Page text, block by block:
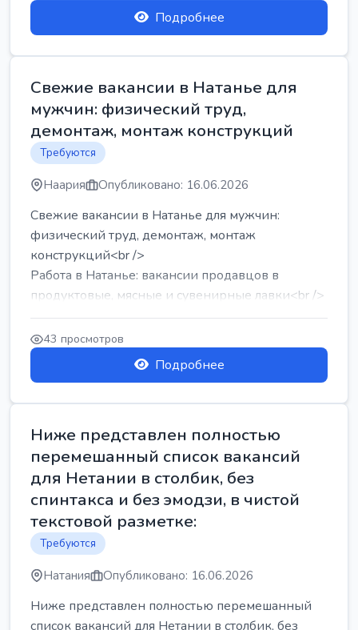
Подробнее
Свежие вакансии в Натанье для
мужчин: физический труд,
демонтаж, монтаж конструкций
Требуются
Наария Опубликовано: 16.06.2026
Свежие вакансии в Натанье для мужчин:
физический труд, демонтаж, монтаж
конструкций<br />
Работа в Натанье: вакансии продавцов в
продуктовые, мясные и сувенирные лавки<br />
Разнорабочий на сборку м...
43 просмотров
Подробнее
Ниже представлен полностью
перемешанный список вакансий
для Нетании в столбик, без
спинтакса и без эмодзи, в чистой
текстовой разметке:
Требуются
Натания Опубликовано: 16.06.2026
Ниже представлен полностью перемешанный
список вакансий для Нетании в столбик, без